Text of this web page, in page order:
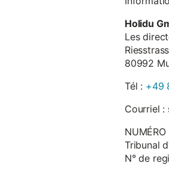
Holidu
Les
80992
Tél : +49
Courriel :
Tribunal
N° de